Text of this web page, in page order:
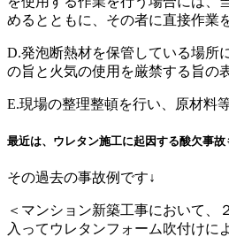
めるとともに、その者に直接作業
D.発泡断熱材を保管している場所
の旨と火気の使用を厳禁する旨の
E.現場の整理整頓を行い、原材料
最近は、ウレタン施工に起因する酸欠事故
その過去の事故例です↓
＜マンション新築工事において、
入ってウレタンフォーム吹付けに